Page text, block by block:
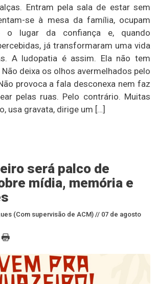
Entram pela sala de estar sem
se à mesa da família, ocupam
o lugar da confiança e, quando
já transformaram uma vida
A ludopatia é assim. Ela não tem
deixa os olhos avermelhados pelo
provoca a fala desconexa nem faz
pelas ruas. Pelo contrário. Muitas
usa gravata, dirige um […]
será palco de
mídia, memória e
(Com supervisão de ACM) // 07 de agosto